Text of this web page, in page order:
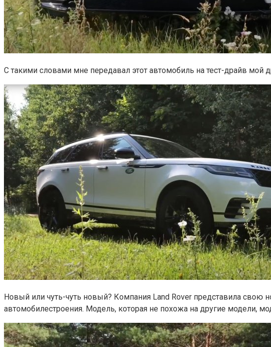
С такими словами мне передавал этот автомобиль на тест-драйв мой
Новый или чуть-чуть новый? Компания Land Rover представила свою
автомобилестроения. Модель, которая не похожа на другие модели,